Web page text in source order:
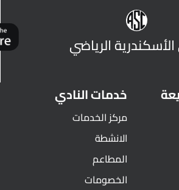
الرياضي
خدمات النادي
مركز الخدمات
الانشطة
المطاعم
الخصومات